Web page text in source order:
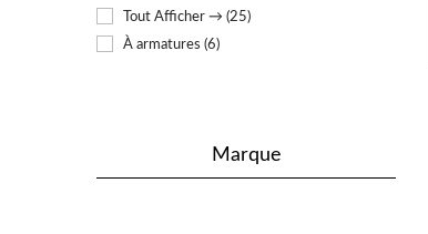
Tout Afficher → (25)
À armatures (6)
Marque